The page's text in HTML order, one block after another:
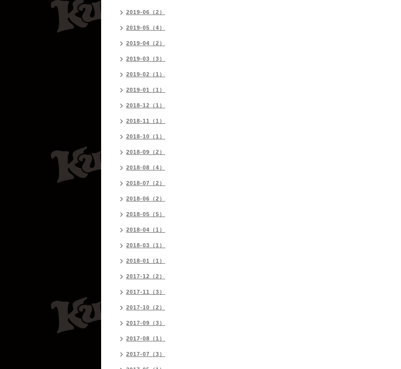
2019-06（2）
2019-05（4）
2019-04（2）
2019-03（3）
2019-02（1）
2019-01（1）
2018-12（1）
2018-11（1）
2018-10（1）
2018-09（2）
2018-08（4）
2018-07（2）
2018-06（2）
2018-05（5）
2018-04（1）
2018-03（1）
2018-01（1）
2017-12（2）
2017-11（3）
2017-10（2）
2017-09（3）
2017-08（1）
2017-07（3）